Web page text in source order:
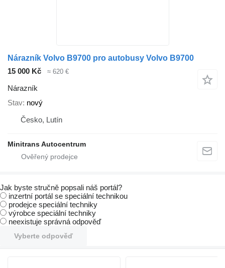
Nárazník Volvo B9700 pro autobusy Volvo B9700
15 000 Kč
≈ 620 €
Nárazník
Stav nový
Česko, Lutín
Minitrans Autocentrum
Jak byste stručně popsali náš portál?
inzertní portál se speciální technikou
prodejce speciální techniky
výrobce speciální techniky
neexistuje správná odpověď
Vyberte odpověď